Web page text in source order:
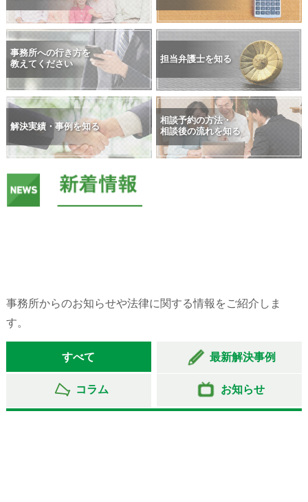
事務所への行き方を
教えてください
担当弁護士を知る
解決実績・事例を知る
相談予約の方法・
相談後の流れを知る
事務所からのお知らせや法律に関する情報をご紹介しま
す。
すべて 最新解決事例
コラム お知らせ